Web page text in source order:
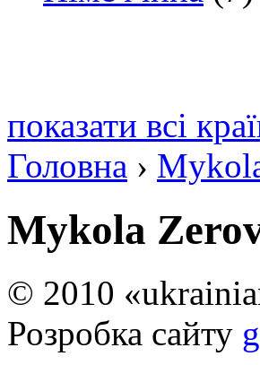
показати всі
Головна ›
Mykola
© 2010
Розробка сайту